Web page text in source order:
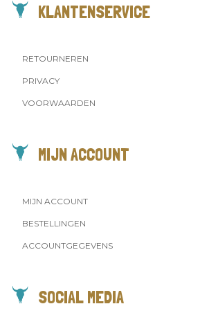
KLANTENSERVICE
RETOURNEREN
PRIVACY
VOORWAARDEN
MIJN ACCOUNT
MIJN ACCOUNT
BESTELLINGEN
ACCOUNTGEGEVENS
SOCIAL MEDIA